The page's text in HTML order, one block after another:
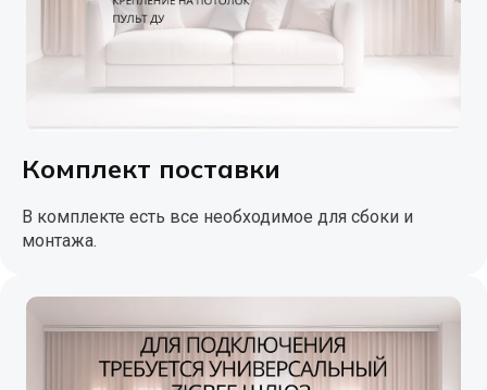
Комплект поставки
В комплекте есть все необходимое для сбоки и
монтажа.